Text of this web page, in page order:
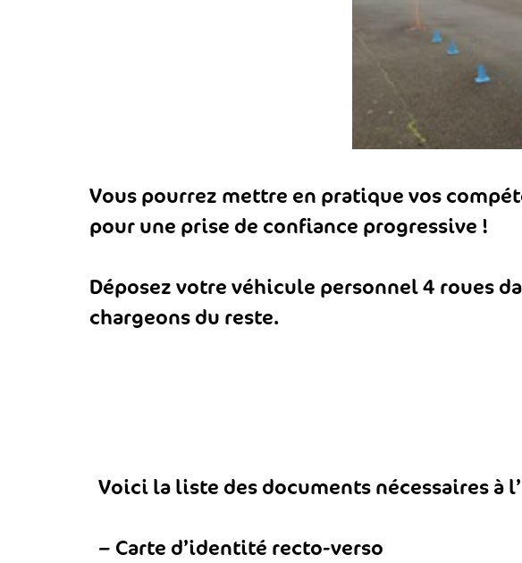
Vous pourrez mettre en pratique vos
pour une prise de confiance progressive !
Déposez votre véhicule personnel 4 roues
chargeons du reste.
Voici la liste des documents nécessaires à
– Carte d’identité recto-verso